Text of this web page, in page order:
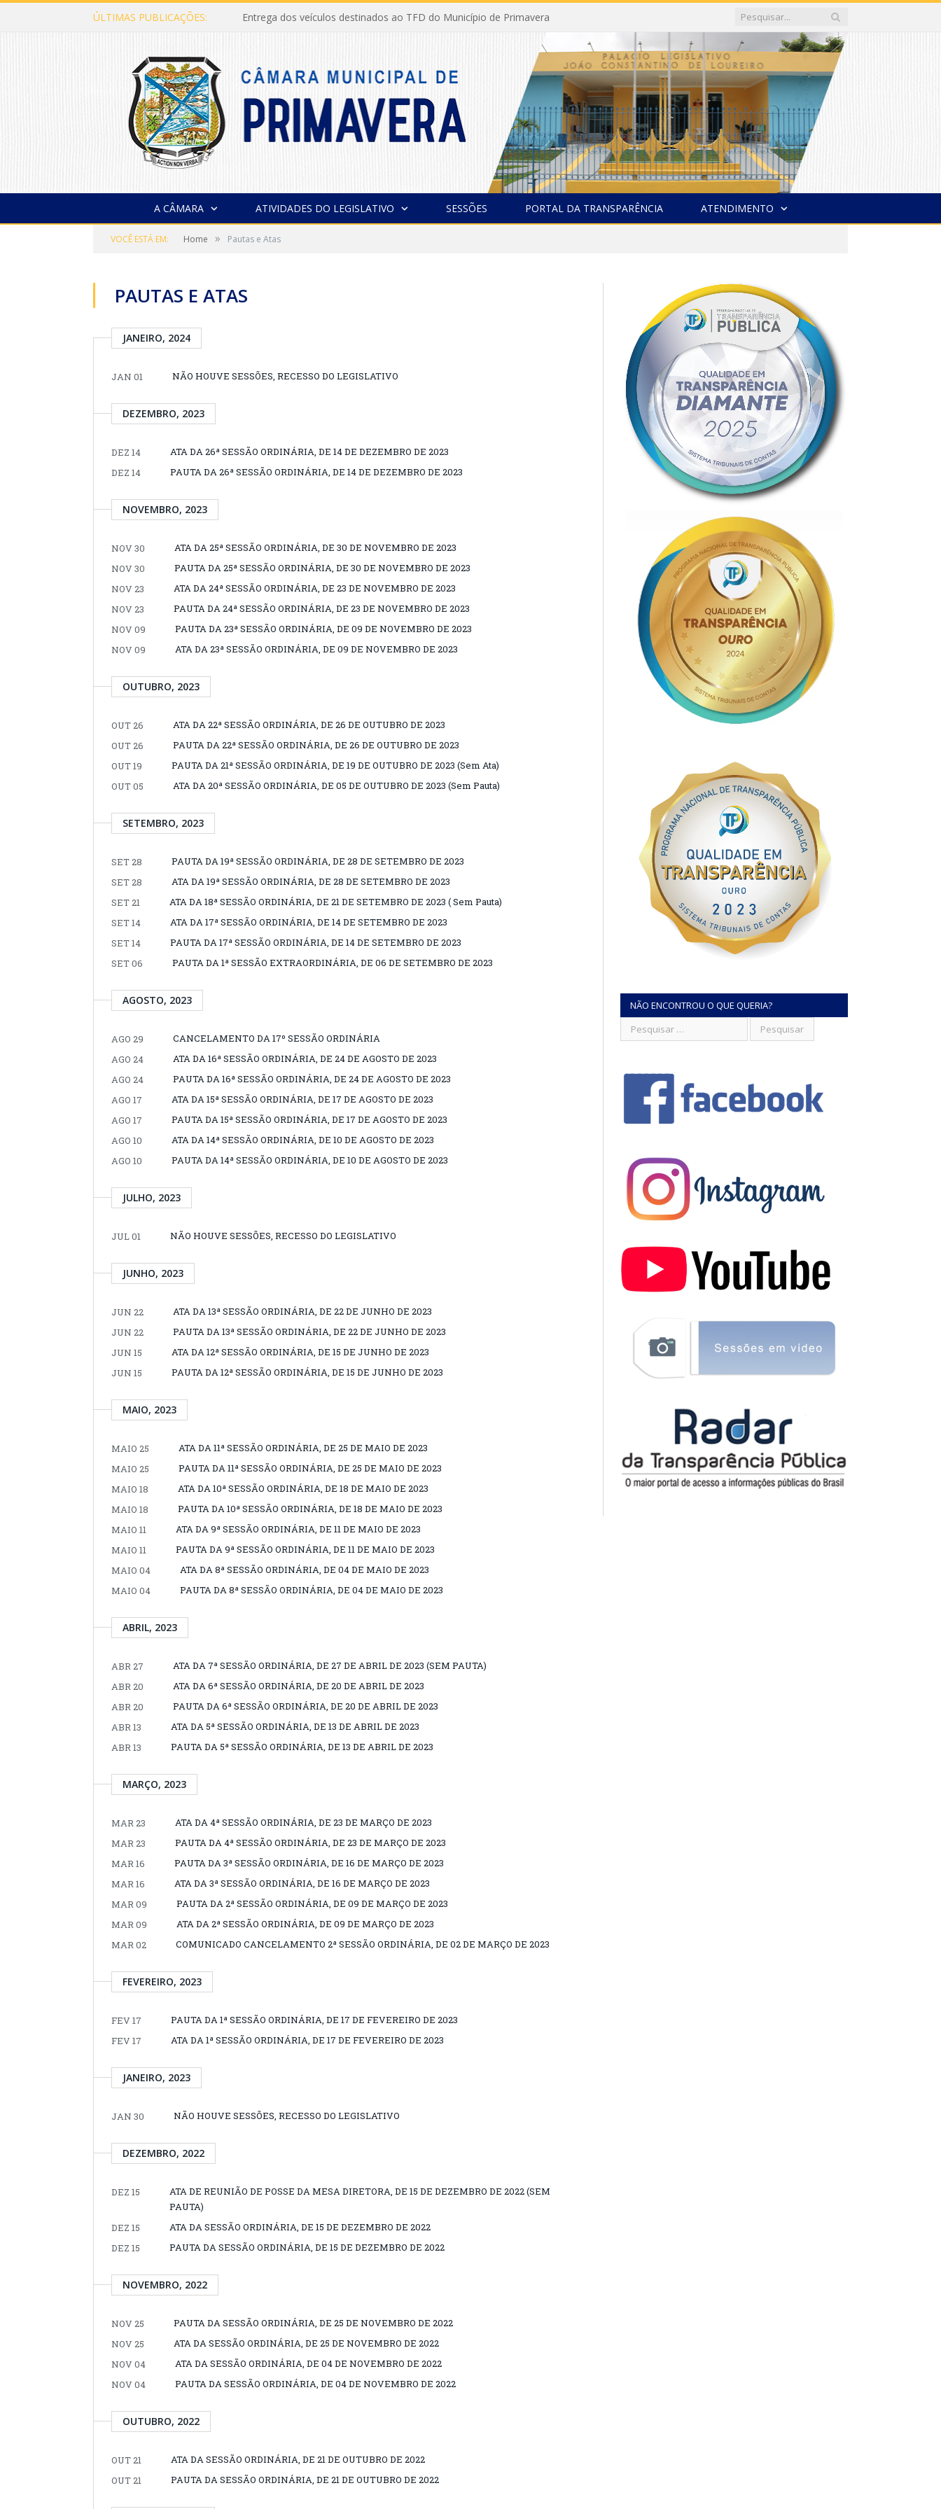
ÚLTIMAS PUBLICAÇÕES: Entrega dos veículos destinados ao TFD do Município de Primavera
A CÂMARA ATIVIDADES DO LEGISLATIVO SESSÕES PORTAL DA TRANSPARÊNCIA ATENDIMENTO
VOCÊ ESTÁ EM: Home » Pautas e Atas
PAUTAS E ATAS
JANEIRO, 2024
JAN 01 NÃO HOUVE SESSÕES, RECESSO DO LEGISLATIVO
DEZEMBRO, 2023
DEZ 14
ATA DA 26ª SESSÃO ORDINÁRIA, DE 14 DE DEZEMBRO DE 2023
DEZ 14
PAUTA DA 26ª SESSÃO ORDINÁRIA, DE 14 DE DEZEMBRO DE 2023
NOVEMBRO, 2023
NOV 30
ATA DA 25ª SESSÃO ORDINÁRIA, DE 30 DE NOVEMBRO DE 2023
NOV 30
PAUTA DA 25ª SESSÃO ORDINÁRIA, DE 30 DE NOVEMBRO DE 2023
NOV 23
ATA DA 24ª SESSÃO ORDINÁRIA, DE 23 DE NOVEMBRO DE 2023
NOV 23
PAUTA DA 24ª SESSÃO ORDINÁRIA, DE 23 DE NOVEMBRO DE 2023
NOV 09
PAUTA DA 23ª SESSÃO ORDINÁRIA, DE 09 DE NOVEMBRO DE 2023
NOV 09
ATA DA 23ª SESSÃO ORDINÁRIA, DE 09 DE NOVEMBRO DE 2023
OUTUBRO, 2023
OUT 26
ATA DA 22ª SESSÃO ORDINÁRIA, DE 26 DE OUTUBRO DE 2023
OUT 26
PAUTA DA 22ª SESSÃO ORDINÁRIA, DE 26 DE OUTUBRO DE 2023
OUT 19
PAUTA DA 21ª SESSÃO ORDINÁRIA, DE 19 DE OUTUBRO DE 2023 (Sem Ata)
OUT 05
ATA DA 20ª SESSÃO ORDINÁRIA, DE 05 DE OUTUBRO DE 2023 (Sem Pauta)
SETEMBRO, 2023
SET 28
PAUTA DA 19ª SESSÃO ORDINÁRIA, DE 28 DE SETEMBRO DE 2023
SET 28
ATA DA 19ª SESSÃO ORDINÁRIA, DE 28 DE SETEMBRO DE 2023
SET 21
ATA DA 18ª SESSÃO ORDINÁRIA, DE 21 DE SETEMBRO DE 2023 ( Sem Pauta)
SET 14
ATA DA 17ª SESSÃO ORDINÁRIA, DE 14 DE SETEMBRO DE 2023
SET 14
PAUTA DA 17ª SESSÃO ORDINÁRIA, DE 14 DE SETEMBRO DE 2023
SET 06
PAUTA DA 1ª SESSÃO EXTRAORDINÁRIA, DE 06 DE SETEMBRO DE 2023
AGOSTO, 2023
AGO 29
CANCELAMENTO DA 17º SESSÃO ORDINÁRIA
AGO 24
ATA DA 16ª SESSÃO ORDINÁRIA, DE 24 DE AGOSTO DE 2023
AGO 24
PAUTA DA 16ª SESSÃO ORDINÁRIA, DE 24 DE AGOSTO DE 2023
AGO 17
ATA DA 15ª SESSÃO ORDINÁRIA, DE 17 DE AGOSTO DE 2023
AGO 17
PAUTA DA 15ª SESSÃO ORDINÁRIA, DE 17 DE AGOSTO DE 2023
AGO 10
ATA DA 14ª SESSÃO ORDINÁRIA, DE 10 DE AGOSTO DE 2023
AGO 10
PAUTA DA 14ª SESSÃO ORDINÁRIA, DE 10 DE AGOSTO DE 2023
JULHO, 2023
JUL 01 NÃO HOUVE SESSÕES, RECESSO DO LEGISLATIVO
JUNHO, 2023
JUN 22
ATA DA 13ª SESSÃO ORDINÁRIA, DE 22 DE JUNHO DE 2023
JUN 22
PAUTA DA 13ª SESSÃO ORDINÁRIA, DE 22 DE JUNHO DE 2023
JUN 15
ATA DA 12ª SESSÃO ORDINÁRIA, DE 15 DE JUNHO DE 2023
JUN 15
PAUTA DA 12ª SESSÃO ORDINÁRIA, DE 15 DE JUNHO DE 2023
MAIO, 2023
MAIO 25
ATA DA 11ª SESSÃO ORDINÁRIA, DE 25 DE MAIO DE 2023
MAIO 25
PAUTA DA 11ª SESSÃO ORDINÁRIA, DE 25 DE MAIO DE 2023
MAIO 18
ATA DA 10ª SESSÃO ORDINÁRIA, DE 18 DE MAIO DE 2023
MAIO 18
PAUTA DA 10ª SESSÃO ORDINÁRIA, DE 18 DE MAIO DE 2023
MAIO 11
ATA DA 9ª SESSÃO ORDINÁRIA, DE 11 DE MAIO DE 2023
MAIO 11
PAUTA DA 9ª SESSÃO ORDINÁRIA, DE 11 DE MAIO DE 2023
MAIO 04
ATA DA 8ª SESSÃO ORDINÁRIA, DE 04 DE MAIO DE 2023
MAIO 04
PAUTA DA 8ª SESSÃO ORDINÁRIA, DE 04 DE MAIO DE 2023
ABRIL, 2023
ABR 27
ATA DA 7ª SESSÃO ORDINÁRIA, DE 27 DE ABRIL DE 2023 (SEM PAUTA)
ABR 20
ATA DA 6ª SESSÃO ORDINÁRIA, DE 20 DE ABRIL DE 2023
ABR 20
PAUTA DA 6ª SESSÃO ORDINÁRIA, DE 20 DE ABRIL DE 2023
ABR 13
ATA DA 5ª SESSÃO ORDINÁRIA, DE 13 DE ABRIL DE 2023
ABR 13
PAUTA DA 5ª SESSÃO ORDINÁRIA, DE 13 DE ABRIL DE 2023
MARÇO, 2023
MAR 23
ATA DA 4ª SESSÃO ORDINÁRIA, DE 23 DE MARÇO DE 2023
MAR 23
PAUTA DA 4ª SESSÃO ORDINÁRIA, DE 23 DE MARÇO DE 2023
MAR 16
PAUTA DA 3ª SESSÃO ORDINÁRIA, DE 16 DE MARÇO DE 2023
MAR 16
ATA DA 3ª SESSÃO ORDINÁRIA, DE 16 DE MARÇO DE 2023
MAR 09
PAUTA DA 2ª SESSÃO ORDINÁRIA, DE 09 DE MARÇO DE 2023
MAR 09
ATA DA 2ª SESSÃO ORDINÁRIA, DE 09 DE MARÇO DE 2023
MAR 02
COMUNICADO CANCELAMENTO 2ª SESSÃO ORDINÁRIA, DE 02 DE MARÇO DE 2023
FEVEREIRO, 2023
FEV 17
PAUTA DA 1ª SESSÃO ORDINÁRIA, DE 17 DE FEVEREIRO DE 2023
FEV 17
ATA DA 1ª SESSÃO ORDINÁRIA, DE 17 DE FEVEREIRO DE 2023
JANEIRO, 2023
JAN 30 NÃO HOUVE SESSÕES, RECESSO DO LEGISLATIVO
DEZEMBRO, 2022
DEZ 15
ATA DE REUNIÃO DE POSSE DA MESA DIRETORA, DE 15 DE DEZEMBRO DE 2022 (SEM
PAUTA)
DEZ 15
ATA DA SESSÃO ORDINÁRIA, DE 15 DE DEZEMBRO DE 2022
DEZ 15
PAUTA DA SESSÃO ORDINÁRIA, DE 15 DE DEZEMBRO DE 2022
NOVEMBRO, 2022
NOV 25
PAUTA DA SESSÃO ORDINÁRIA, DE 25 DE NOVEMBRO DE 2022
NOV 25
ATA DA SESSÃO ORDINÁRIA, DE 25 DE NOVEMBRO DE 2022
NOV 04
ATA DA SESSÃO ORDINÁRIA, DE 04 DE NOVEMBRO DE 2022
NOV 04
PAUTA DA SESSÃO ORDINÁRIA, DE 04 DE NOVEMBRO DE 2022
OUTUBRO, 2022
OUT 21
ATA DA SESSÃO ORDINÁRIA, DE 21 DE OUTUBRO DE 2022
OUT 21
PAUTA DA SESSÃO ORDINÁRIA, DE 21 DE OUTUBRO DE 2022
NÃO ENCONTROU O QUE QUERIA?